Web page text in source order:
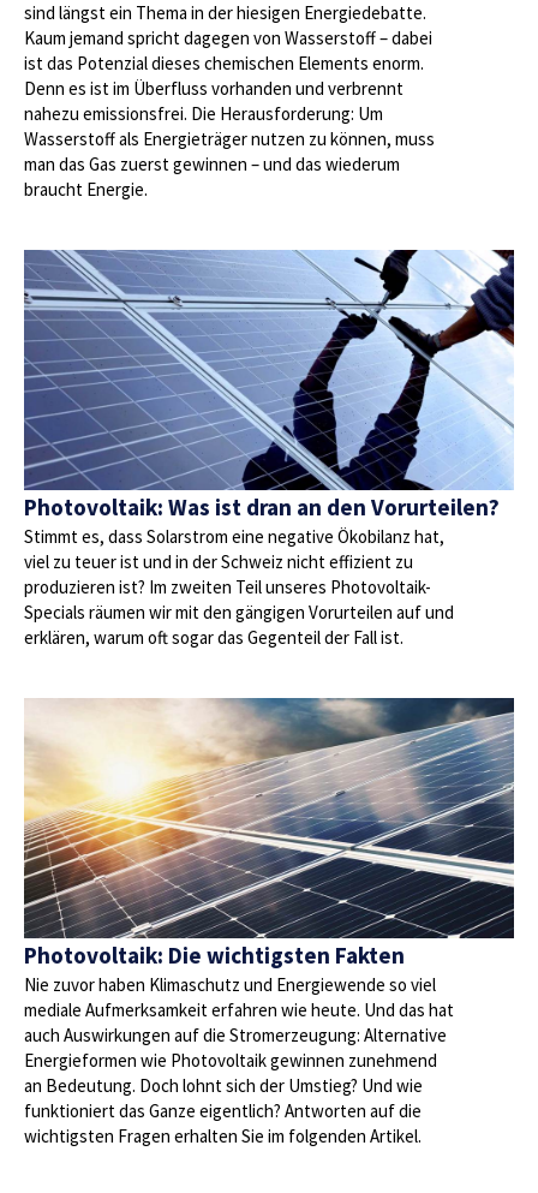
sind längst ein Thema in der hiesigen Energiedebatte.
Kaum jemand spricht dagegen von Wasserstoff – dabei
ist das Potenzial dieses chemischen Elements enorm.
Denn es ist im Überfluss vorhanden und verbrennt
nahezu emissionsfrei. Die Herausforderung: Um
Wasserstoff als Energieträger nutzen zu können, muss
man das Gas zuerst gewinnen – und das wiederum
braucht Energie.
Photovoltaik: Was ist dran an den Vorurteilen?
Stimmt es, dass Solarstrom eine negative Ökobilanz hat,
viel zu teuer ist und in der Schweiz nicht effizient zu
produzieren ist? Im zweiten Teil unseres Photovoltaik-
Specials räumen wir mit den gängigen Vorurteilen auf und
erklären, warum oft sogar das Gegenteil der Fall ist.
Photovoltaik: Die wichtigsten Fakten
Nie zuvor haben Klimaschutz und Energiewende so viel
mediale Aufmerksamkeit erfahren wie heute. Und das hat
auch Auswirkungen auf die Stromerzeugung: Alternative
Energieformen wie Photovoltaik gewinnen zunehmend
an Bedeutung. Doch lohnt sich der Umstieg? Und wie
funktioniert das Ganze eigentlich? Antworten auf die
wichtigsten Fragen erhalten Sie im folgenden Artikel.